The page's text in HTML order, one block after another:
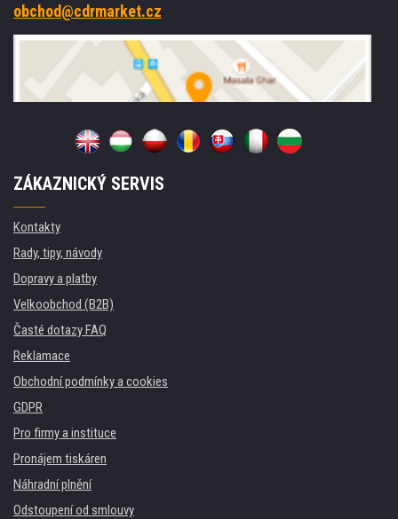
obchod@cdrmarket.cz
ZÁKAZNICKÝ SERVIS
Kontakty
Rady, tipy, návody
Dopravy a platby
Velkoobchod (B2B)
Časté dotazy FAQ
Reklamace
Obchodní podmínky a cookies
GDPR
Pro firmy a instituce
Pronájem tiskáren
Náhradní plnění
Odstoupení od smlouvy